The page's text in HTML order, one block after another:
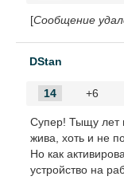
[Сообщение
DStan
14 +6
Супер! Тыщу лет
жива, хоть и не
Но как
устройство на